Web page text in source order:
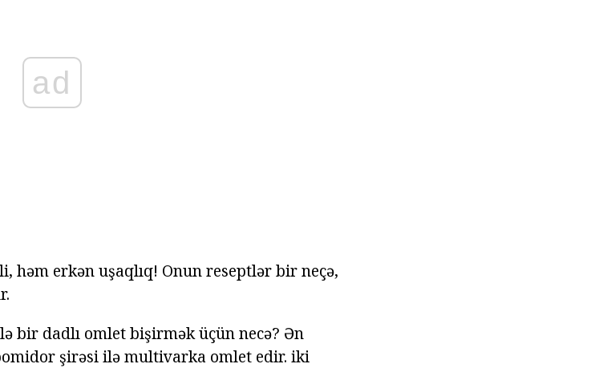
ad
həm erkən uşaqlıq! Onun reseptlər bir neçə,
bir dadlı omlet bişirmək üçün necə? Ən
şirəsi ilə multivarka omlet edir. iki